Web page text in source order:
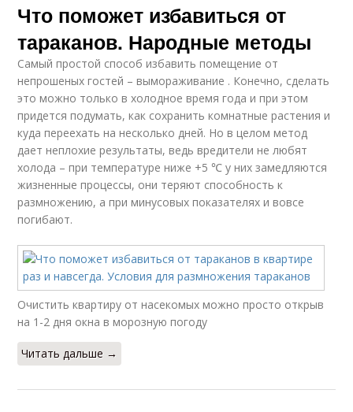
Что поможет избавиться от
тараканов. Народные методы
Самый простой способ избавить помещение от
непрошеных гостей – вымораживание . Конечно, сделать
это можно только в холодное время года и при этом
придется подумать, как сохранить комнатные растения и
куда переехать на несколько дней. Но в целом метод
дает неплохие результаты, ведь вредители не любят
холода – при температуре ниже +5 ℃ у них замедляются
жизненные процессы, они теряют способность к
размножению, а при минусовых показателях и вовсе
погибают.
Очистить квартиру от насекомых можно просто открыв
на 1-2 дня окна в морозную погоду
Читать дальше →